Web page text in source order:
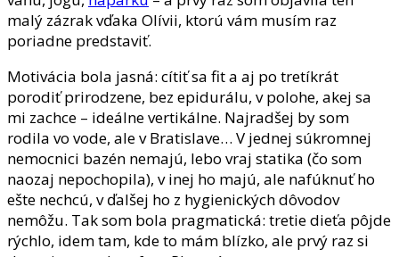
malý zázrak vďaka Olívii, ktorú vám musím raz
poriadne predstaviť.
Motivácia bola jasná: cítiť sa fit a aj po tretíkrát
porodiť prirodzene, bez epidurálu, v polohe, akej sa
mi zachce – ideálne vertikálne. Najradšej by som
rodila vo vode, ale v Bratislave… V jednej súkromnej
nemocnici bazén nemajú, lebo vraj statika (čo som
naozaj nepochopila), v inej ho majú, ale nafúknuť ho
ešte nechcú, v ďalšej ho z hygienických dôvodov
nemôžu. Tak som bola pragmatická: tretie dieťa pôjde
rýchlo, idem tam, kde to mám blízko, ale prvý raz si